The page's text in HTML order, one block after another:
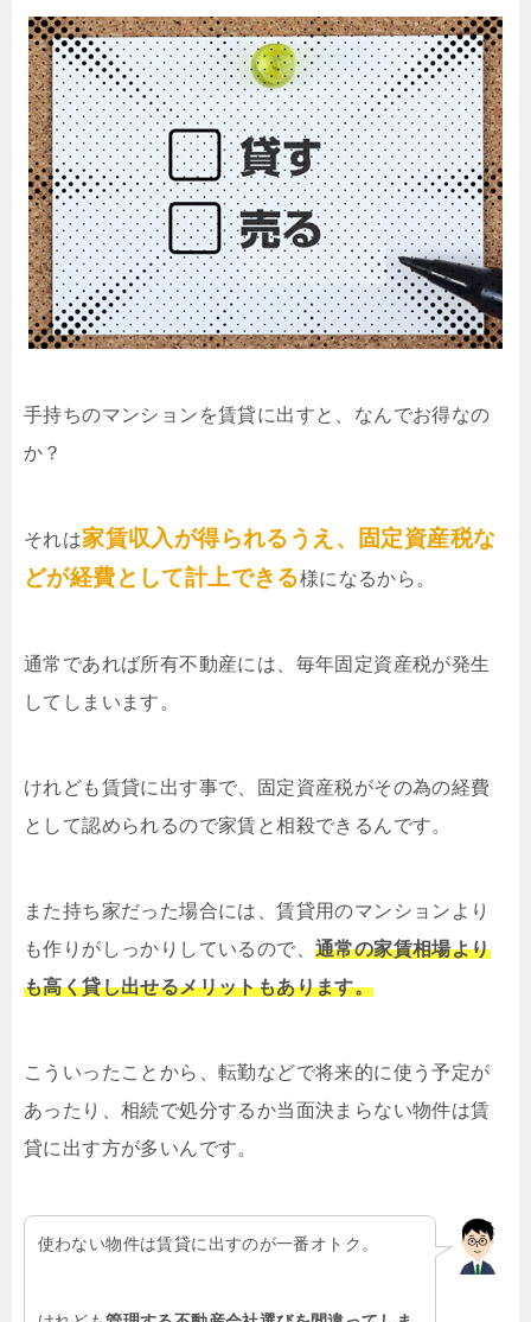
手持ちのマンションを賃貸に出すと、なんでお得なの
か？
それは家賃収入が得られるうえ、固定資産税な
どが経費として計上できる様になるから。
通常であれば所有不動産には、毎年固定資産税が発生
してしまいます。
けれども賃貸に出す事で、固定資産税がその為の経費
として認められるので家賃と相殺できるんです。
また持ち家だった場合には、賃貸用のマンションより
も作りがしっかりしているので、 通常の家賃相場より
も高く貸し出せるメリットもあります。
こういったことから、転勤などで将来的に使う予定が
あったり、相続で処分するか当面決まらない物件は賃
貸に出す方が多いんです。
使わない物件は賃貸に出すのが一番オトク。